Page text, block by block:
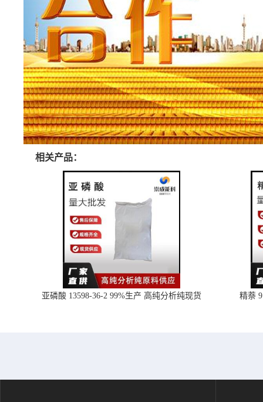
相关产品：
亚磷酸 13598-36-2 99%生产 高纯分析纯现货 精萘